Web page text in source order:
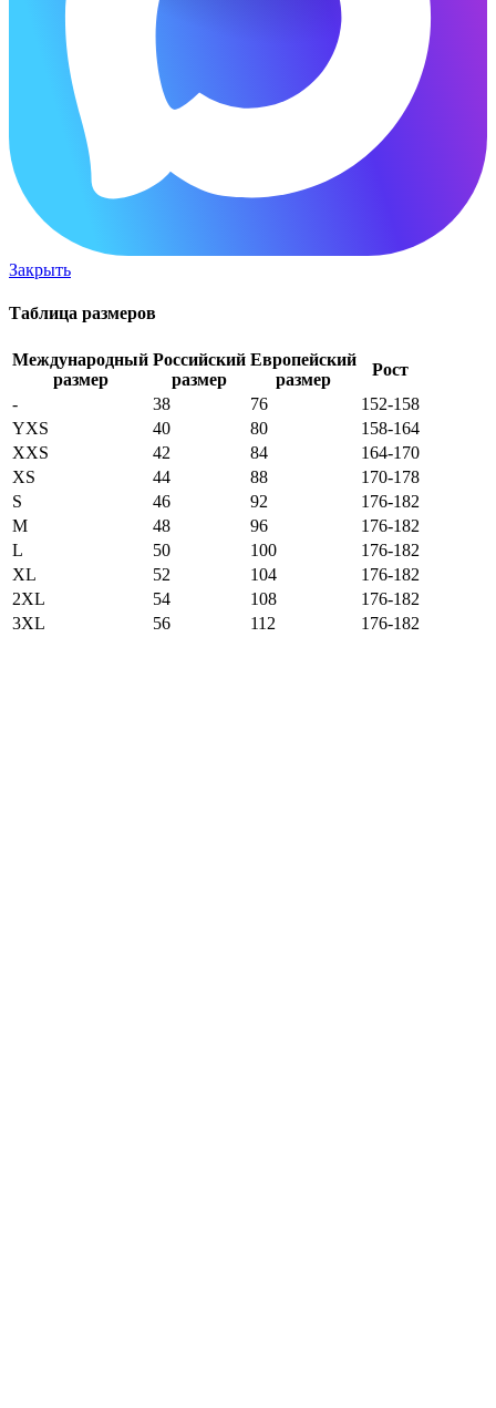
Закрыть
Таблица размеров
Международный
размер
Российский
размер
Европейский
размер
Рост
-
38 76
152-158
YXS
40 80
158-164
XXS
42 84
164-170
XS
44 88
170-178
S
46 92
176-182
M
48 96
176-182
L
50 100
176-182
XL
52 104
176-182
2XL
54 108
176-182
3XL
56 112 176-182